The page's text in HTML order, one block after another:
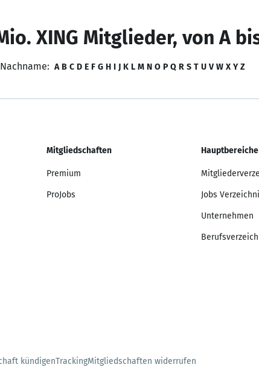
XING Mitglieder, von A
Nachname: A B C D E F G H I J K L M N O P Q R S T U V W X Y Z
Mitgliedschaften
Premium
ProJobs
Hauptbereiche
Jobs
Unternehmen
kündigenTrackingMitgliedschaften widerrufen